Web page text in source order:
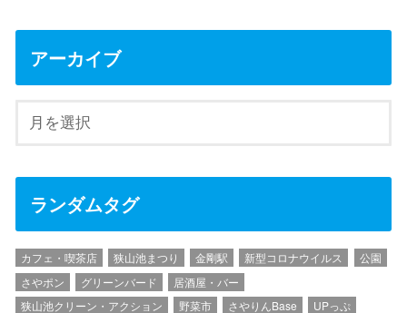
アーカイブ
ランダムタグ
カフェ・喫茶店 狭山池まつり 金剛駅 新型コロナウイルス
公園
さやポン
グリーンバード
居酒屋・バー
狭山池クリーン・アクション
野菜市 さやりんBase UPっぷ